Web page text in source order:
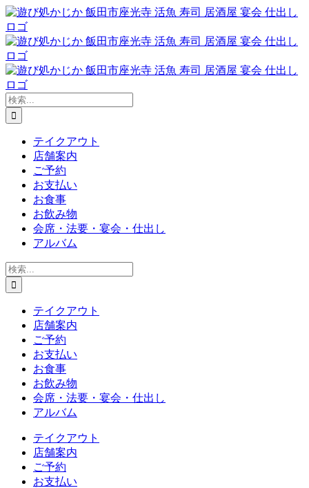
Skip
to
content
検
索
…
テイクアウト
店舗案内
ご予約
お支払い
お食事
お飲み物
会席・法要・宴会・仕出し
アルバム
検
索
…
テイクアウト
店舗案内
ご予約
お支払い
お食事
お飲み物
会席・法要・宴会・仕出し
アルバム
テイクアウト
店舗案内
ご予約
お支払い